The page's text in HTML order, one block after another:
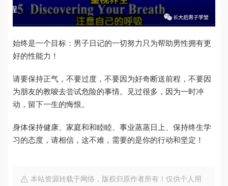
始终是一个目标：男子日记的一切努力只为帮助男性拥有更
好的性能力！
请要保持正气，不要过度，不要因为好奇断送前程，不要因
为朋友的教唆去尝试危险的事情。见过很多，因为一时冲
动，留下一生的悔恨。
身体保持健康、家庭和和睦睦、事业蒸蒸日上、保持终生学
习的态度，请相信，这不难，需要的是你的行动和坚定！
本站资源转载于网络，版权归原作者所有！仅供个人用